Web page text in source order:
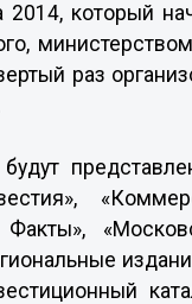
который
раз